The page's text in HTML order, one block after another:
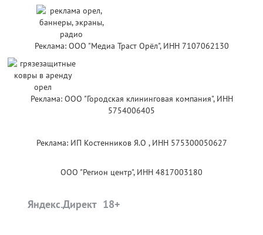
Реклама: ООО "Медиа Траст Орёл", ИНН 7107062130
Реклама: ООО "Городская клининговая компания", ИНН
5754006405
Реклама: ИП Костенников Я.О , ИНН 575300050627
ООО "Регион центр", ИНН 4817003180
Яндекс.Директ